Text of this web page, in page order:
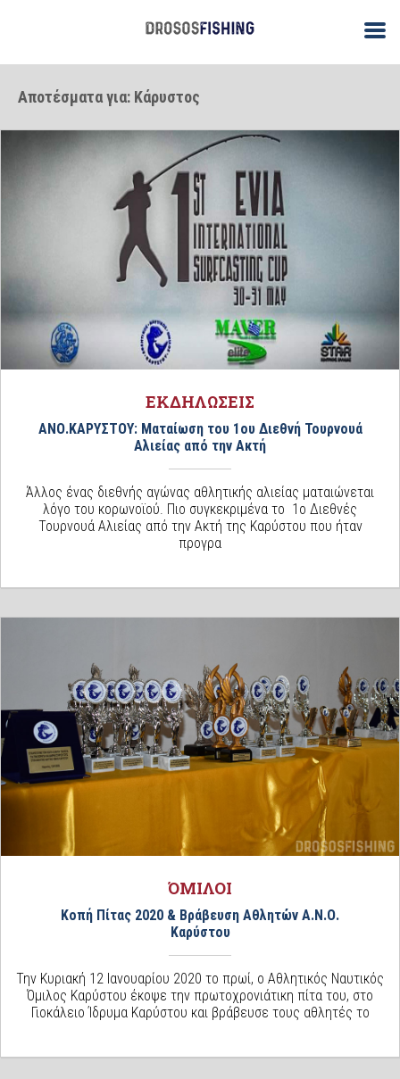
Αποτέσματα για: Κάρυστος
ΕΚΔΗΛΩΣΕΙΣ
ΑΝΟ.ΚΑΡΥΣΤΟΥ: Ματαίωση του 1ου Διεθνή Τουρνουά
Αλιείας από την Ακτή
Άλλος ένας διεθνής αγώνας αθλητικής αλιείας ματαιώνεται
λόγο του κορωνοϊού. Πιο συγκεκριμένα το 1ο Διεθνές
Τουρνουά Αλιείας από την Ακτή της Καρύστου που ήταν
προγρα
ΌΜΙΛΟΙ
Κοπή Πίτας 2020 & Βράβευση Αθλητών Α.Ν.Ο.
Καρύστου
Την Κυριακή 12 Ιανουαρίου 2020 το πρωί, ο Αθλητικός Ναυτικός
Όμιλος Καρύστου έκοψε την πρωτοχρονιάτικη πίτα του, στο
Γιοκάλειο Ίδρυμα Καρύστου και βράβευσε τους αθλητές το